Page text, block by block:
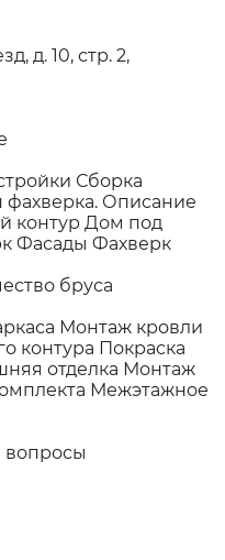
д. 10, стр. 2,
Сборка
фахверка. Описание
контур Дом под
Фасады Фахверк
бруса
Монтаж кровли
контура Покраска
отделка Монтаж
Межэтажное
вопросы